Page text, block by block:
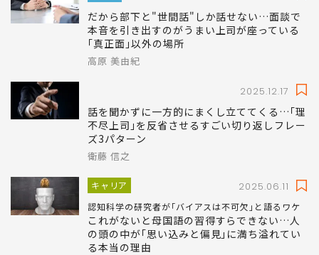
だから部下と"世間話"しか話せない…面談で
本音を引き出すのがうまい上司が座っている
｢真正面｣以外の場所
高原 美由紀
2025.12.17
話を聞かずに一方的にまくし立ててくる…｢理
不尽上司｣を反省させるすごい切り返しフレー
ズ3パターン
衛藤 信之
キャリア 2025.06.11
認知科学の研究者が｢バイアスは不可欠｣と語るワケ
これがないと母国語の習得すらできない…人
の頭の中が｢思い込みと偏見｣に満ち溢れてい
る本当の理由